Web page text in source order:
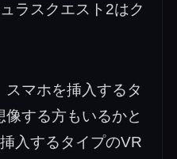
ラスクエスト2はク
マホを挿入するタ
する方もいるかと
入するタイプのVR